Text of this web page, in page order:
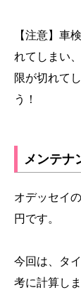
【注意】車
れてしまい
限が切れて
う！
メンテナ
オデッセイ
円です。
今回は、タ
考に計算しま